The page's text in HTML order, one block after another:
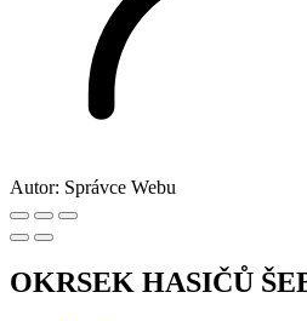
Autor: Správce Webu
OKRSEK HASIČŮ